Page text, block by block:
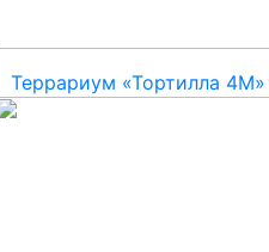
Террариум «Тортилла 4М»